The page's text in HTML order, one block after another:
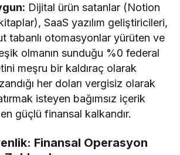
Dijital ürün satanlar (Notion
SaaS yazılım geliştiricileri,
tabanlı otomasyonlar yürüten ve
olmanın sunduğu %0 federal
meşru bir kaldıraç olarak
her doları vergisiz olarak
isteyen bağımsız içerik
güçlü finansal kalkandır.
Finansal Operasyon